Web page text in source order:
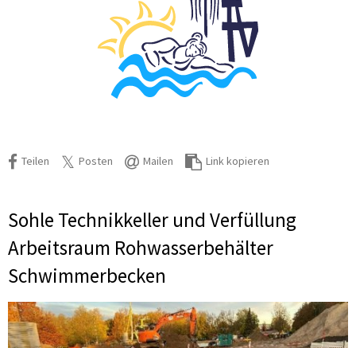
Teilen Posten Mailen Link kopieren
Sohle Technikkeller und Verfüllung
Arbeitsraum Rohwasserbehälter
Schwimmerbecken